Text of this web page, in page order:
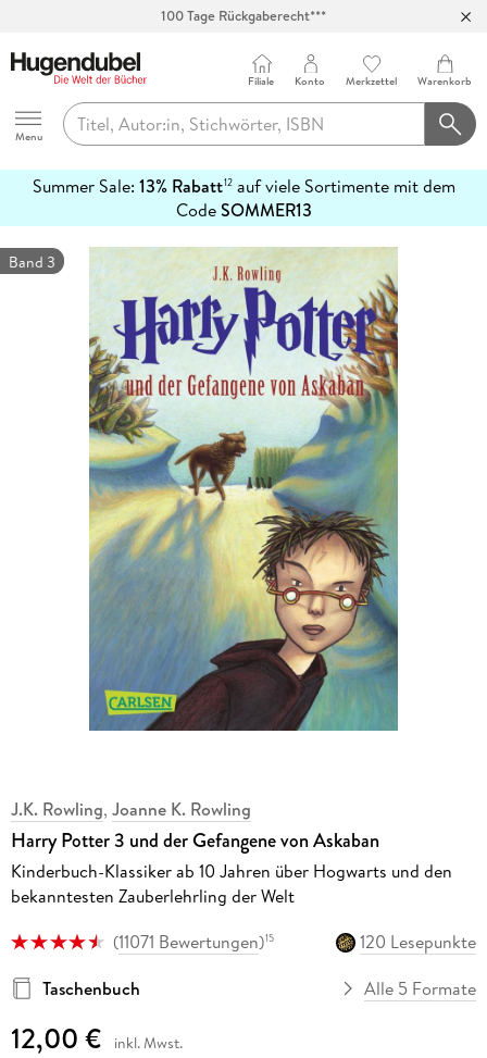
Hugendubel
Menu
Filiale Konto Merkzettel Warenkorb
Summer Sale: 13% Rabatt12auf viele Sortimente mit dem
CodeSOMMER13
erfahren
Band 3
J.K. Rowling, Joanne K. Rowling
Harry Potter 3 und der Gefangene von Askaban
Kinderbuch-Klassiker ab 10 Jahren über Hogwarts und den
bekanntesten Zauberlehrling der Welt
(11071 Bewertungen)15
120 Lesepunkte
Taschenbuch
Alle 5 Formate
12,00 € inkl. Mwst.